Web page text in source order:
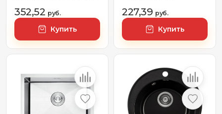
352,52 руб.
Купить
227,39 руб.
Купить